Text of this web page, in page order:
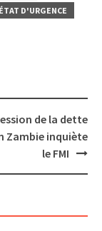
ÉTAT D'URGENCE
de la dette
Zambie inquiète
le FMI